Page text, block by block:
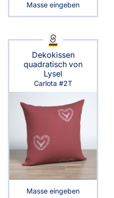
Masse eingeben
Dekokissen
quadratisch von
Lysel
Carlota #2T
Masse eingeben